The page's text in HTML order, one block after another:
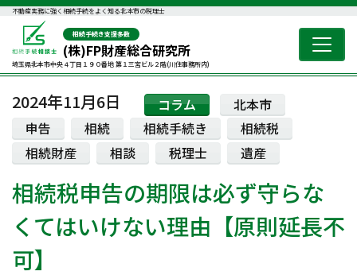
不動産実務に強く相続手続をよく知る北本市の税理士
相続手続き支援多数
(株)FP財産総合研究所
埼玉県北本市中央４丁目１９０番地 第１三宮ビル２階(川住事務所内)
2024年11月6日 コラム
北本市
申告
相続 相続手続き
相続税
相続財産
相談 税理士 遺産
相続税申告の期限は必ず守らな
くてはいけない理由【原則延長不
可】